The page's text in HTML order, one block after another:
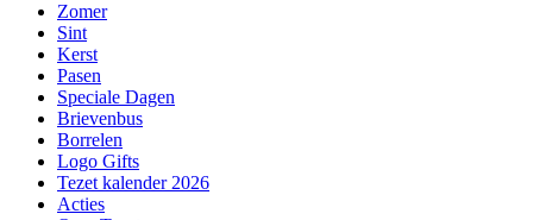
Zomer
Sint
Kerst
Pasen
Speciale Dagen
Brievenbus
Borrelen
Logo Gifts
Tezet kalender 2026
Acties